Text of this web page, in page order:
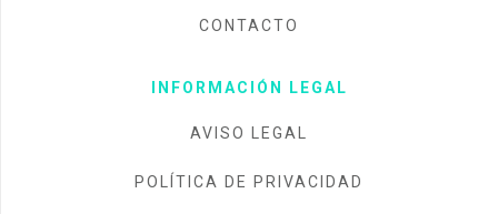
CONTACTO
INFORMACIÓN LEGAL
AVISO LEGAL
POLÍTICA DE PRIVACIDAD